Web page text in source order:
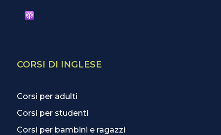
CORSI DI INGLESE
Corsi per adulti
Corsi per studenti
Corsi per bambini e ragazzi